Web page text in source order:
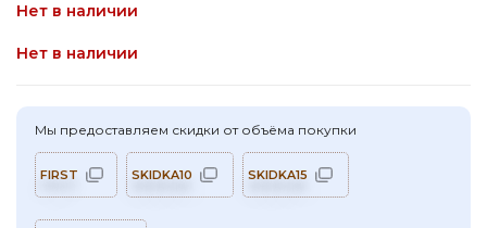
Нет в наличии
Нет в наличии
Мы предоставляем скидки от объёма покупки
FIRST SKIDKA10 SKIDKA15